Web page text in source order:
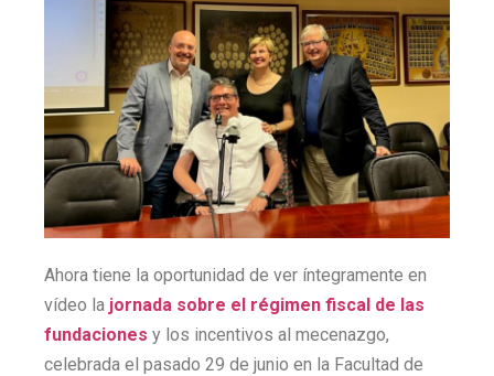
Ahora tiene la oportunidad de ver íntegramente en
vídeo la jornada sobre el régimen fiscal de las
fundaciones y los incentivos al mecenazgo,
celebrada el pasado 29 de junio en la Facultad de